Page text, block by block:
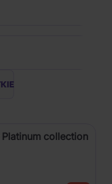
Platinum collection